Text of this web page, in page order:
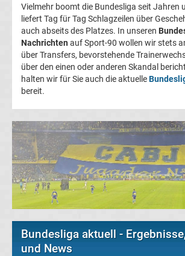
DFB-
Pokal
Champions
League
Europa
League
Europa
League
Vielmehr boomt die Bundesliga seit Jahren
liefert Tag für Tag Schlagzeilen über
auch abseits des Platzes. In unseren
Nachrichten auf Sport-90 wollen wir stets
über Transfers, bevorstehende
über den einen oder anderen Skandal
halten wir für Sie auch die aktuelle
bereit.
Bundesliga aktuell -
und News